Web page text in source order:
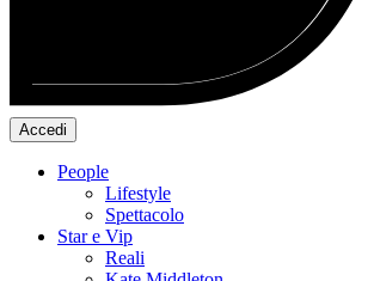
Accedi
People
Lifestyle
Spettacolo
Star e Vip
Reali